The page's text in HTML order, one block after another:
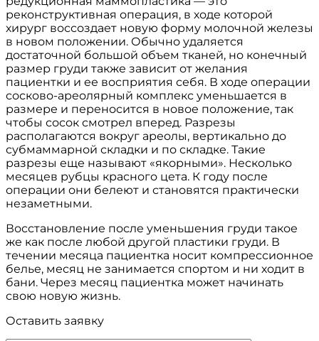
реконструктивная операция, в ходе которой
хирург воссоздает новую форму молочной железы
в новом положении. Обычно удаляется
достаточной большой объем тканей, но конечный
размер груди также зависит от желания
пациентки и ее восприятия себя. В ходе операции
сосково-ареолярный комплекс уменьшается в
размере и переносится в новое положение, так
чтобы сосок смотрел вперед. Разрезы
располагаются вокруг ареолы, вертикально до
субмаммарной складки и по складке. Такие
разрезы еще называют «якорными». Несколько
месяцев рубцы красного цета. К году после
операции они белеют и становятся практически
незаметными.
Восстановление после уменьшения груди такое
же как после любой другой пластики груди. В
течении месяца пациентка носит компрессионное
белье, месяц не занимается спортом и ни ходит в
бани. Через месяц пациентка может начинать
свою новую жизнь.
Оставить заявку